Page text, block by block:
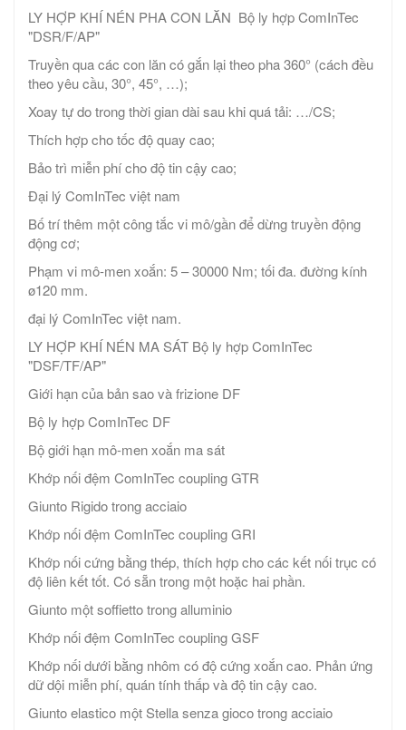
LY HỢP KHÍ NÉN PHA CON LĂN Bộ ly hợp ComInTec
"DSR/F/AP"
Truyền qua các con lăn có gắn lại theo pha 360° (cách đều
theo yêu cầu, 30°, 45°, …);
Xoay tự do trong thời gian dài sau khi quá tải: …/CS;
Thích hợp cho tốc độ quay cao;
Bảo trì miễn phí cho độ tin cậy cao;
Đại lý ComInTec việt nam
Bố trí thêm một công tắc vi mô/gần để dừng truyền động
động cơ;
Phạm vi mô-men xoắn: 5 – 30000 Nm; tối đa. đường kính
ø120 mm.
đại lý ComInTec việt nam.
LY HỢP KHÍ NÉN MA SÁT Bộ ly hợp ComInTec
"DSF/TF/AP"
Giới hạn của bản sao và frizione DF
Bộ ly hợp ComInTec DF
Bộ giới hạn mô-men xoắn ma sát
Khớp nối đệm ComInTec coupling GTR
Giunto Rigido trong acciaio
Khớp nối đệm ComInTec coupling GRI
Khớp nối cứng bằng thép, thích hợp cho các kết nối trục có
độ liên kết tốt. Có sẵn trong một hoặc hai phần.
Giunto một soffietto trong alluminio
Khớp nối đệm ComInTec coupling GSF
Khớp nối dưới bằng nhôm có độ cứng xoắn cao. Phản ứng
dữ dội miễn phí, quán tính thấp và độ tin cậy cao.
Giunto elastico một Stella senza gioco trong acciaio